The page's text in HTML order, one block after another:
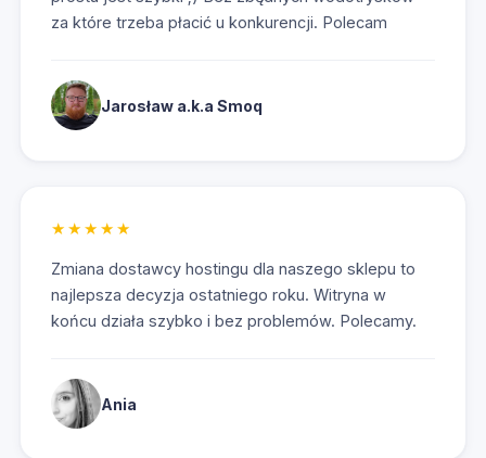
za które trzeba płacić u konkurencji. Polecam
Jarosław a.k.a Smoq
★★★★★
Zmiana dostawcy hostingu dla naszego sklepu to
najlepsza decyzja ostatniego roku. Witryna w
końcu działa szybko i bez problemów. Polecamy.
Ania